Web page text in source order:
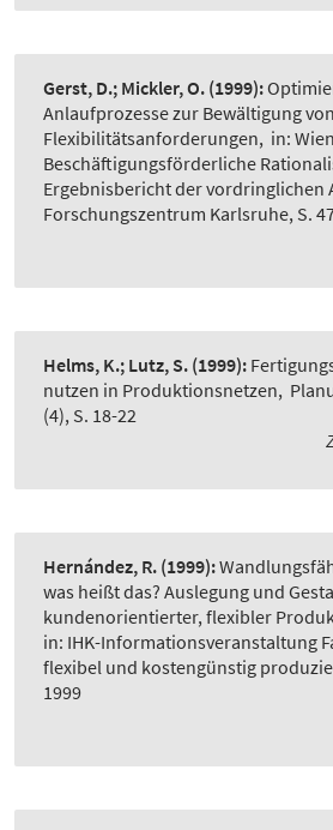
Gerst, D.; Mickler, O. (1999):
Anlaufprozesse zur Bewältigung
Flexibilitätsanforderungen, in:
Beschäftigungsförderliche
Ergebnisbericht der vordringlichen
Forschungszentrum Karlsruhe, S.
Helms, K.; Lutz, S. (1999):
nutzen in Produktionsnetzen,
(4), S. 18-22
Hernández, R. (1999):
was heißt das? Auslegung und
kundenorientierter, flexibler
in: IHK-Informationsveranstaltung
flexibel und kostengünstig
1999